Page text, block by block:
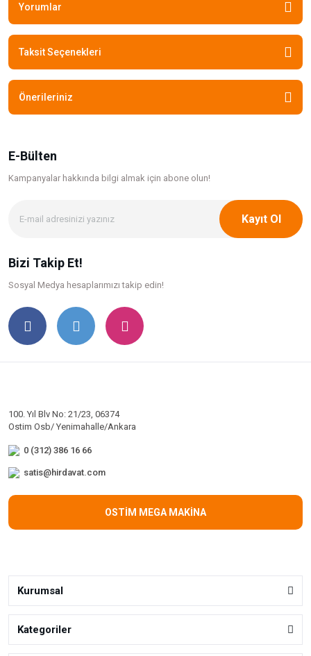
Yorumlar
Taksit Seçenekleri
Önerileriniz
E-Bülten
Kampanyalar hakkında bilgi almak için abone olun!
Kayıt Ol
Bizi Takip Et!
Sosyal Medya hesaplarımızı takip edin!
100. Yıl Blv No: 21/23, 06374
Ostim Osb/ Yenimahalle/Ankara
0 (312) 386 16 66
satis@hirdavat.com
OSTİM MEGA MAKİNA
Kurumsal
Kategoriler